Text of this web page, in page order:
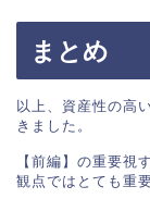
まとめ
以上、資産性の高
きました。
【前編】の重要視
観点ではとても重